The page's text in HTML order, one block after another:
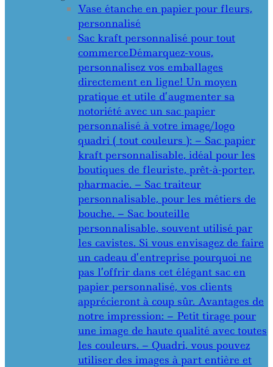
Vase étanche en papier pour fleurs,
personnalisé
Sac kraft personnalisé pour tout
commerceDémarquez-vous,
personnalisez vos emballages
directement en ligne! Un moyen
pratique et utile d’augmenter sa
notoriété avec un sac papier
personnalisé à votre image/logo
quadri ( tout couleurs ): – Sac papier
kraft personnalisable, idéal pour les
boutiques de fleuriste, prêt-à-porter,
pharmacie. – Sac traiteur
personnalisable, pour les métiers de
bouche. – Sac bouteille
personnalisable, souvent utilisé par
les cavistes. Si vous envisagez de faire
un cadeau d’entreprise pourquoi ne
pas l’offrir dans cet élégant sac en
papier personnalisé, vos clients
apprécieront à coup sûr. Avantages de
notre impression: – Petit tirage pour
une image de haute qualité avec toutes
les couleurs. – Quadri, vous pouvez
utiliser des images à part entière et